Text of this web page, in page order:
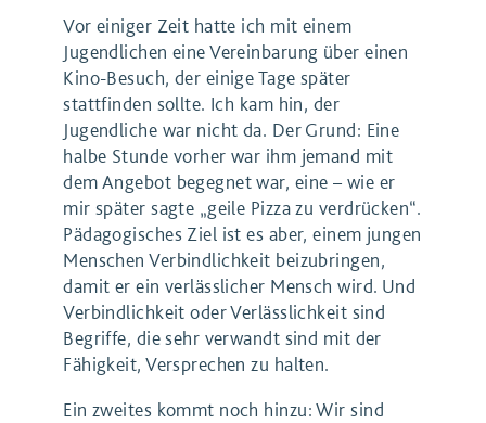
Vor einiger Zeit hatte ich mit einem
Jugendlichen eine Vereinbarung über einen
Kino-Besuch, der einige Tage später
stattfinden sollte. Ich kam hin, der
Jugendliche war nicht da. Der Grund: Eine
halbe Stunde vorher war ihm jemand mit
dem Angebot begegnet war, eine – wie er
mir später sagte „geile Pizza zu verdrücken“.
Pädagogisches Ziel ist es aber, einem jungen
Menschen Verbindlichkeit beizubringen,
damit er ein verlässlicher Mensch wird. Und
Verbindlichkeit oder Verlässlichkeit sind
Begriffe, die sehr verwandt sind mit der
Fähigkeit, Versprechen zu halten.
Ein zweites kommt noch hinzu: Wir sind